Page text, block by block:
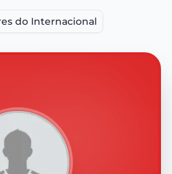
do Internacional